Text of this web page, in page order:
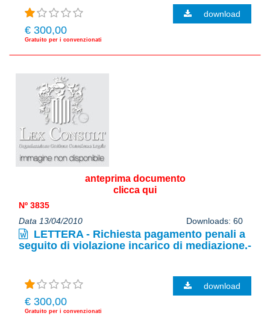
€ 300,00
Gratuito per i convenzionati
download
anteprima documento
clicca qui
Nº 3835
Data 13/04/2010
Downloads: 60
LETTERA - Richiesta pagamento penali a
seguito di violazione incarico di mediazione.-
€ 300,00
Gratuito per i convenzionati
download